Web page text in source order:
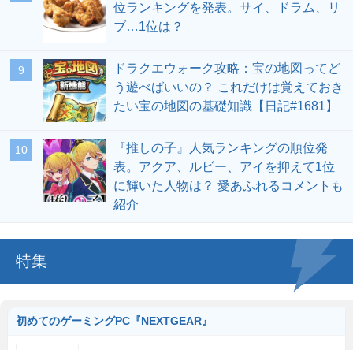
位ランキングを発表。サイ、ドラム、リ
ブ…1位は？
ドラクエウォーク攻略：宝の地図ってど
う遊べばいいの？ これだけは覚えておき
たい宝の地図の基礎知識【日記#1681】
『推しの子』人気ランキングの順位発
表。アクア、ルビー、アイを抑えて1位
に輝いた人物は？ 愛あふれるコメントも
紹介
特集
初めてのゲーミングPC『NEXTGEAR』